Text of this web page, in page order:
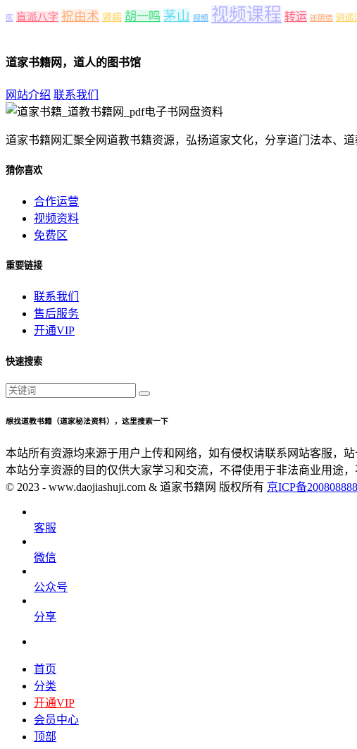
医 盲派八字 祝由术 肾病 胡一鸣 茅山 视频 视频课程 转运 还阴债 逍遥
道家书籍网，道人的图书馆
网站介绍 联系我们
道家书籍网汇聚全网道教书籍资源，弘扬道家文化，分享道门法本、
猜你喜欢
合作运营
视频资料
免费区
重要链接
联系我们
售后服务
开通VIP
快速搜索
想找道教书籍（道家秘法资料），这里搜索一下
本站所有资源均来源于用户上传和网络，如有侵权请联系网站客服，
本站分享资源的目的仅供大家学习和交流，不得使用于非法商业用途，
© 2023 - www.daojiashuji.com & 道家书籍网 版权所有 京ICP备
客服
微信
公众号
分享
首页
分类
开通VIP
会员中心
顶部